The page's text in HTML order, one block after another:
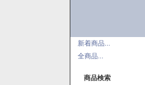
新着商品...
全商品...
商品検索